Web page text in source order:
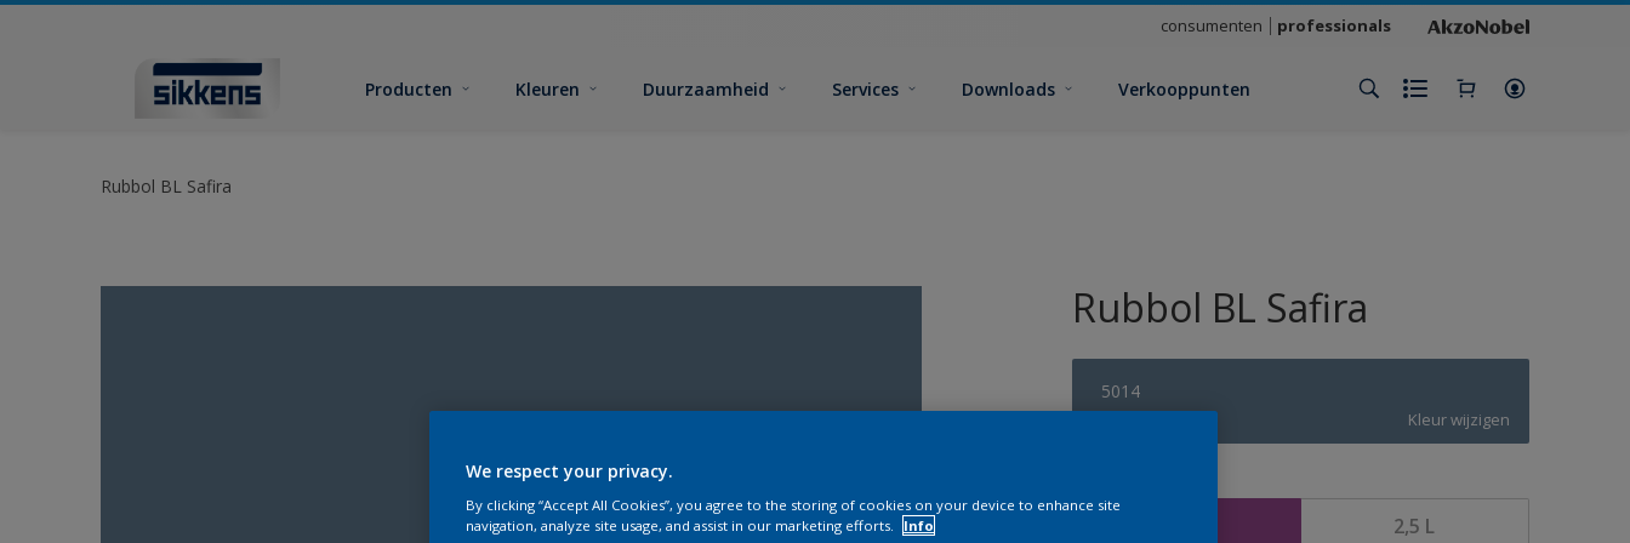
consumenten professionals
Producten Kleuren Duurzaamheid Services Downloads Verkooppunten
Rubbol BL Safira
Rubbol BL Safira
5014
Kleur wijzigen
2,5 L
We respect your privacy.
By clicking “Accept All Cookies”, you agree to the storing of cookies on your device to enhance site
navigation, analyze site usage, and assist in our marketing efforts.
Info